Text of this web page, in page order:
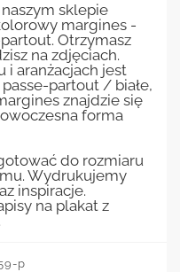
sklepie
margines -
Otrzymasz
na zdjęciach.
i aranżacjach jest
partout / białe,
znajdzie się
forma
do rozmiaru
Wydrukujemy
inspiracje.
na plakat z
p